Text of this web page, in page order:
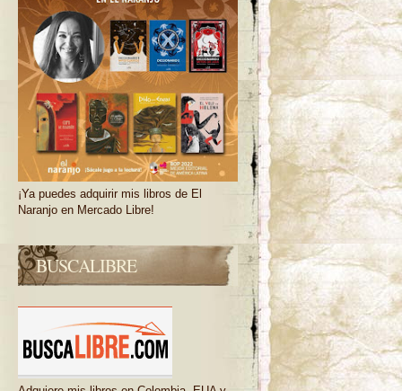
¡Ya puedes adquirir mis libros de El
Naranjo en Mercado Libre!
BUSCALIBRE